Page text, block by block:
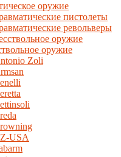
оружие
пистолеты
револьверы
оружие
оружие
Zoli
USA